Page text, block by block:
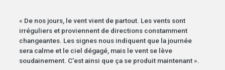
« De nos jours, le vent vient de partout. Les vents sont
irréguliers et proviennent de directions constamment
changeantes. Les signes nous indiquent que la journée
sera calme et le ciel dégagé, mais le vent se lève
soudainement. C'est ainsi que ça se produit maintenant ».